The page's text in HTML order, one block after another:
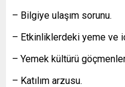
– Bilgiye ulaşım sorunu.
– Etkinliklerdeki yeme ve
– Yemek kültürü
– Katılım arzusu.